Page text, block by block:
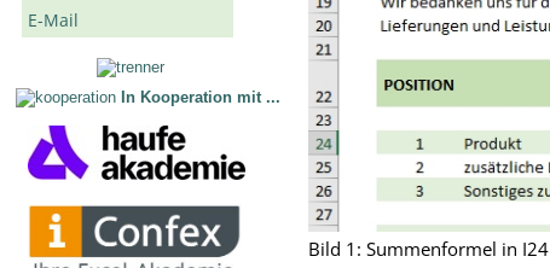
E-Mail
In Kooperation mit ...
Bild 1: Summenformel in I24